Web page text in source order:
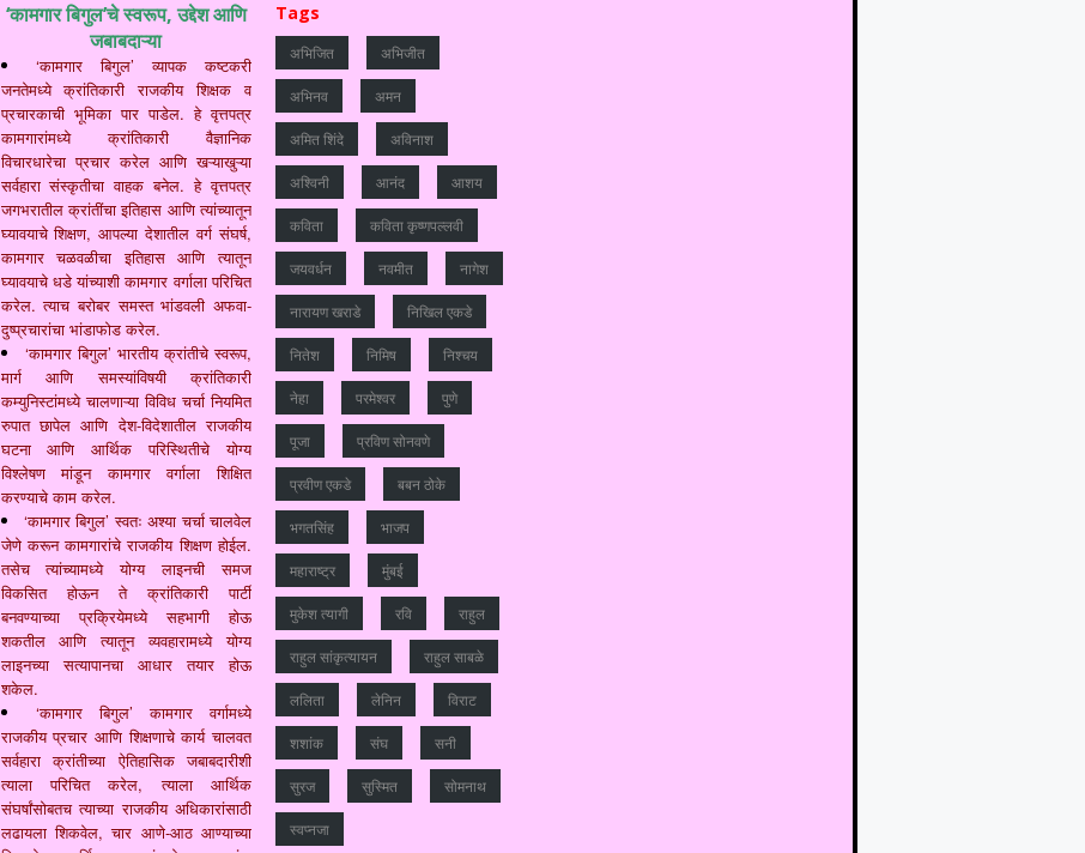
‘कामगार बिगुल’चे स्वरूप, उद्देश आणि
जबाबदाऱ्या
‘कामगार बिगुल’ व्यापक कष्टकरी
जनतेमध्ये क्रांतिकारी राजकीय शिक्षक व
प्रचारकाची भूमिका पार पाडेल. हे वृत्तपत्र
कामगारांमध्ये क्रांतिकारी वैज्ञानिक
विचारधारेचा प्रचार करेल आणि खऱ्याखुऱ्या
सर्वहारा संस्कृतीचा वाहक बनेल. हे वृत्तपत्र
जगभरातील क्रांतींचा इतिहास आणि त्यांच्यातून
घ्यावयाचे शिक्षण, आपल्या देशातील वर्ग संघर्ष,
कामगार चळवळीचा इतिहास आणि त्यातून
घ्यावयाचे धडे यांच्याशी कामगार वर्गाला परिचित
करेल. त्याच बरोबर समस्त भांडवली अफवा-
दुष्प्रचारांचा भांडाफोड करेल.
‘कामगार बिगुल’ भारतीय क्रांतीचे स्वरूप,
मार्ग आणि समस्यांविषयी क्रांतिकारी
कम्युनिस्टांमध्ये चालणाऱ्या विविध चर्चा नियमित
रुपात छापेल आणि देश-विदेशातील राजकीय
घटना आणि आर्थिक परिस्थितीचे योग्य
विश्लेषण मांडून कामगार वर्गाला शिक्षित
करण्याचे काम करेल.
‘कामगार बिगुल’ स्वतः अश्या चर्चा चालवेल
जेणे करून कामगारांचे राजकीय शिक्षण होईल.
तसेच त्यांच्यामध्ये योग्य लाइनची समज
विकसित होऊन ते क्रांतिकारी पार्टी
बनवण्याच्या प्रक्रियेमध्ये सहभागी होऊ
शकतील आणि त्यातून व्यवहारामध्ये योग्य
लाइनच्या सत्यापानचा आधार तयार होऊ
शकेल.
‘कामगार बिगुल’ कामगार वर्गामध्ये
राजकीय प्रचार आणि शिक्षणाचे कार्य चालवत
सर्वहारा क्रांतीच्या ऐतिहासिक जबाबदारीशी
त्याला परिचित करेल, त्याला आर्थिक
संघर्षांसोबतच त्याच्या राजकीय अधिकारांसाठी
लढायला शिकवेल, चार आणे-आठ आण्याच्या
Tags
अभिजित अभिजीत
अभिनव अमन
अमित शिंदे अविनाश
अश्विनी आनंद आशय
कविता कविता कृष्णपल्लवी
जयवर्धन नवमीत नागेश
नारायण खराडे निखिल एकडे
नितेश निमिष निश्चय
नेहा परमेश्वर पुणे
पूजा प्रविण सोनवणे
प्रवीण एकडे बबन ठोके
भगतसिंह भाजप
महाराष्‍ट्र मुंबई
मुकेश त्‍यागी रवि राहुल
राहुल सांकृत्यायन राहुल साबळे
ललिता लेनिन विराट
शशांक संघ सनी
सुरज सुस्मित सोमनाथ
स्वप्नजा